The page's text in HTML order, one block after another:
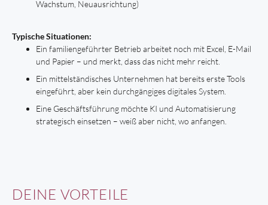
Wachstum, Neuausrichtung)
Typische Situationen:
Ein familiengeführter Betrieb arbeitet noch mit Excel, E-Mail
und Papier – und merkt, dass das nicht mehr reicht.
Ein mittelständisches Unternehmen hat bereits erste Tools
eingeführt, aber kein durchgängiges digitales System.
Eine Geschäftsführung möchte KI und Automatisierung
strategisch einsetzen – weiß aber nicht, wo anfangen.
DEINE VORTEILE